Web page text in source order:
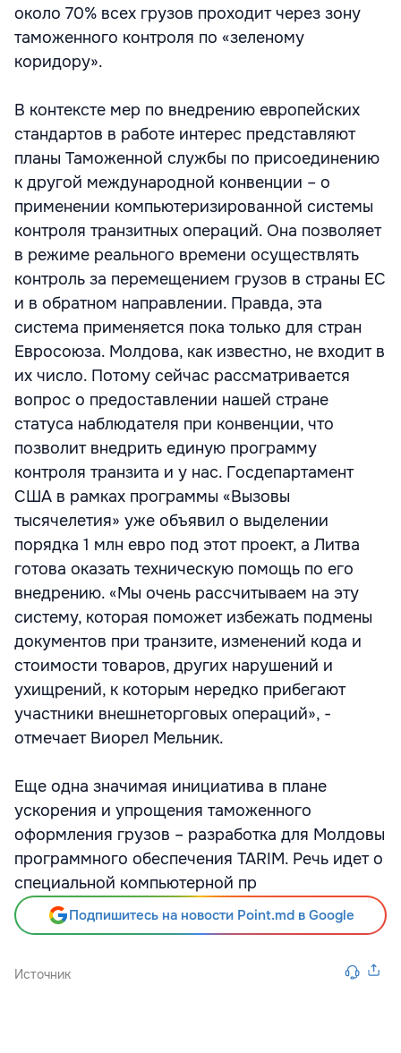
около 70% всех грузов проходит через зону
таможенного контроля по «зеленому
коридору».
В контексте мер по внедрению европейских
стандартов в работе интерес представляют
планы Таможенной службы по присоединению
к другой международной конвенции – о
применении компьютеризированной системы
контроля транзитных операций. Она позволяет
в режиме реального времени осуществлять
контроль за перемещением грузов в страны ЕС
и в обратном направлении. Правда, эта
система применяется пока только для стран
Евросоюза. Молдова, как известно, не входит в
их число. Потому сейчас рассматривается
вопрос о предоставлении нашей стране
статуса наблюдателя при конвенции, что
позволит внедрить единую программу
контроля транзита и у нас. Госдепартамент
США в рамках программы «Вызовы
тысячелетия» уже объявил о выделении
порядка 1 млн евро под этот проект, а Литва
готова оказать техническую помощь по его
внедрению. «Мы очень рассчитываем на эту
систему, которая поможет избежать подмены
документов при транзите, изменений кода и
стоимости товаров, других нарушений и
ухищрений, к которым нередко прибегают
участники внешнеторговых операций», -
отмечает Виорел Мельник.
Еще одна значимая инициатива в плане
ускорения и упрощения таможенного
оформления грузов – разработка для Молдовы
программного обеспечения TARIM. Речь идет о
специальной компьютерной пр
Подпишитесь на новости Point.md в Google
Источник